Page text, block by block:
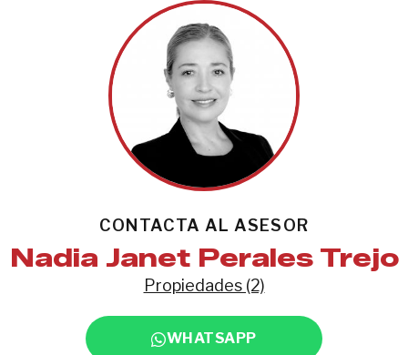
CONTACTA AL ASESOR
Nadia Janet Perales Trejo
Propiedades (2)
WHATSAPP